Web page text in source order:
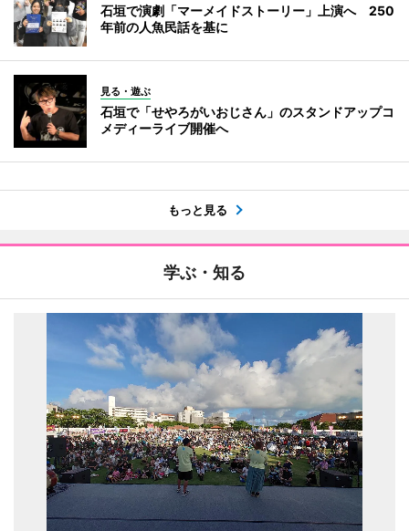
石垣で演劇「マーメイドストーリー」上演へ 250
年前の人魚民話を基に
見る・遊ぶ
石垣で「せやろがいおじさん」のスタンドアップコ
メディーライブ開催へ
もっと見る
学ぶ・知る